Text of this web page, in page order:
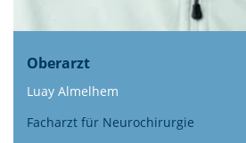
Oberarzt
Luay Almelhem
Facharzt für Neurochirurgie